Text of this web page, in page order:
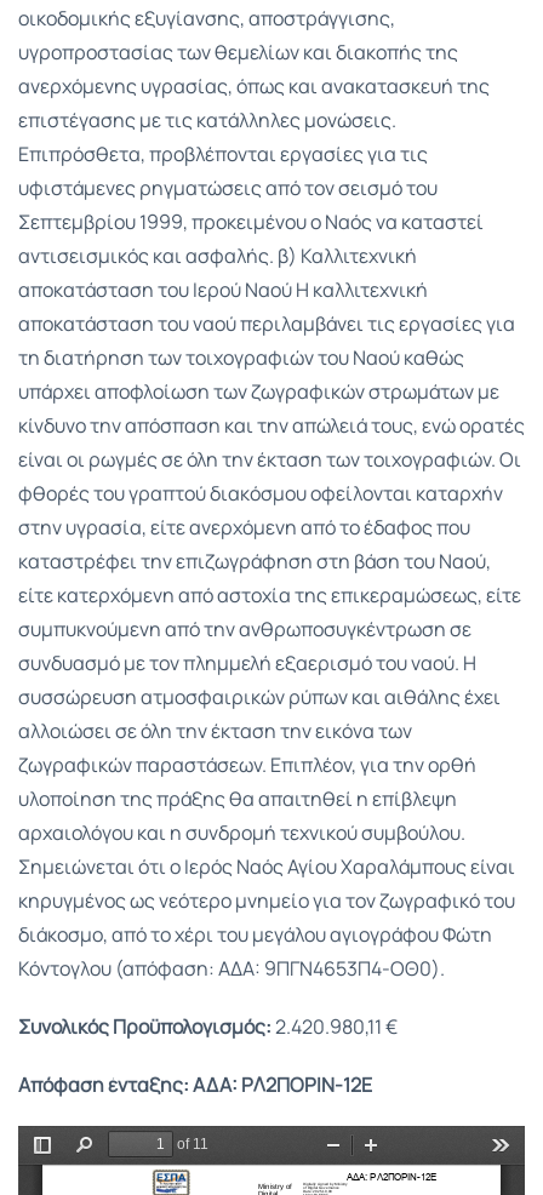
οικοδομικής εξυγίανσης, αποστράγγισης,
υγροπροστασίας των θεμελίων και διακοπής της
ανερχόμενης υγρασίας, όπως και ανακατασκευή της
επιστέγασης με τις κατάλληλες μονώσεις.
Επιπρόσθετα, προβλέπονται εργασίες για τις
υφιστάμενες ρηγματώσεις από τον σεισμό του
Σεπτεμβρίου 1999, προκειμένου ο Ναός να καταστεί
αντισεισμικός και ασφαλής. β) Καλλιτεχνική
αποκατάσταση του Ιερού Ναού Η καλλιτεχνική
αποκατάσταση του ναού περιλαμβάνει τις εργασίες για
τη διατήρηση των τοιχογραφιών του Ναού καθώς
υπάρχει αποφλοίωση των ζωγραφικών στρωμάτων με
κίνδυνο την απόσπαση και την απώλειά τους, ενώ ορατές
είναι οι ρωγμές σε όλη την έκταση των τοιχογραφιών. Οι
φθορές του γραπτού διακόσμου οφείλονται καταρχήν
στην υγρασία, είτε ανερχόμενη από το έδαφος που
καταστρέφει την επιζωγράφηση στη βάση του Ναού,
είτε κατερχόμενη από αστοχία της επικεραμώσεως, είτε
συμπυκνούμενη από την ανθρωποσυγκέντρωση σε
συνδυασμό με τον πλημμελή εξαερισμό του ναού. Η
συσσώρευση ατμοσφαιρικών ρύπων και αιθάλης έχει
αλλοιώσει σε όλη την έκταση την εικόνα των
ζωγραφικών παραστάσεων. Επιπλέον, για την ορθή
υλοποίηση της πράξης θα απαιτηθεί η επίβλεψη
αρχαιολόγου και η συνδρομή τεχνικού συμβούλου.
Σημειώνεται ότι ο Ιερός Ναός Αγίου Χαραλάμπους είναι
κηρυγμένος ως νεότερο μνημείο για τον ζωγραφικό του
διάκοσμο, από το χέρι του μεγάλου αγιογράφου Φώτη
Κόντογλου (απόφαση: AΔA: 9ΠΓΝ4653Π4-ΟΘ0).
Συνολικός Προϋπολογισμός:2.420.980,11 €
Απόφαση ένταξης:ΑΔΑ: ΡΛ2ΠΟΡΙΝ-12Ε